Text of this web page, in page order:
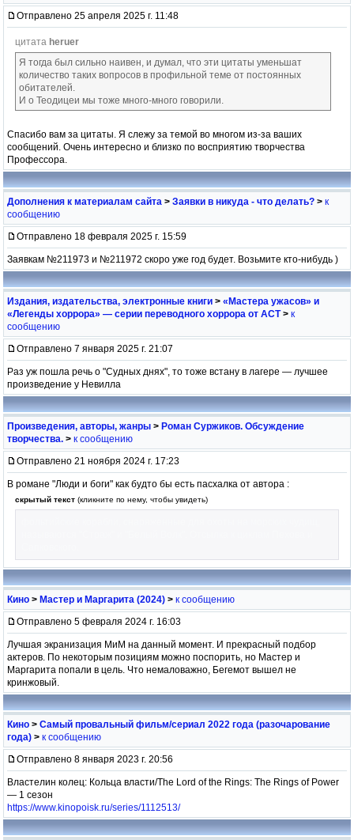
Отправлено 25 апреля 2025 г. 11:48
цитата heruer
Я тогда был сильно наивен, и думал, что эти цитаты уменьшат
количество таких вопросов в профильной теме от постоянных
обитателей.
И о Теодицеи мы тоже много-много говорили.
Спасибо вам за цитаты. Я слежу за темой во многом из-за ваших
сообщений. Очень интересно и близко по восприятию творчества
Профессора.
Дополнения к материалам сайта > Заявки в никуда - что делать? > к
сообщению
Отправлено 18 февраля 2025 г. 15:59
Заявкам №211973 и №211972 скоро уже год будет. Возьмите кто-нибудь )
Издания, издательства, электронные книги > «Мастера ужасов» и
«Легенды хоррора» — серии переводного хоррора от АСТ> к
сообщению
Отправлено 7 января 2025 г. 21:07
Раз уж пошла речь о "Судных днях", то тоже встану в лагере — лучшее
произведение у Невилла
Произведения, авторы, жанры > Роман Суржиков. Обсуждение
творчества. > к сообщению
Отправлено 21 ноября 2024 г. 17:23
В романе "Люди и боги" как будто бы есть пасхалка от автора :
скрытый текст (кликните по нему, чтобы увидеть)
Кино > Мастер и Маргарита (2024) > к сообщению
Отправлено 5 февраля 2024 г. 16:03
Лучшая экранизация МиМ на данный момент. И прекрасный подбор
актеров. По некоторым позициям можно поспорить, но Мастер и
Маргарита попали в цель. Что немаловажно, Бегемот вышел не
кринжовый.
Кино > Самый провальный фильм/сериал 2022 года (разочарование
года) > к сообщению
Отправлено 8 января 2023 г. 20:56
Властелин колец: Кольца власти/The Lord of the Rings: The Rings of Power
— 1 сезон
https://www.kinopoisk.ru/series/1112513/